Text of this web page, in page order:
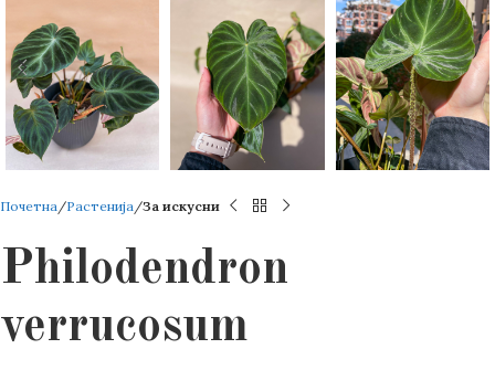
Почетна Растенија За искусни
Philodendron
verrucosum